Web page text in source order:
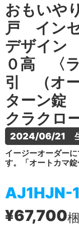
おもいや
戸 イン
デザイン
０高 〈
引 （オ
ターン
クラクロ
2024/06/21　
イージーオーダー
す。「オートカマ錠
AJ1HJN-
¥67,700梱